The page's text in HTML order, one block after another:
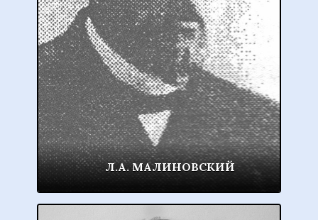
Л.А. МАЛИНОВСКИЙ